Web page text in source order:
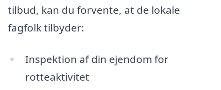
tilbud, kan du forvente, at de lokale
fagfolk tilbyder:
Inspektion af din ejendom for
rotteaktivitet